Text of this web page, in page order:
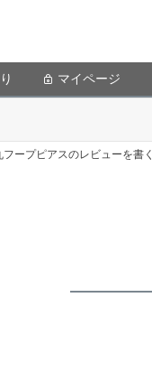
マイページ
ープピアスのレビューを書く